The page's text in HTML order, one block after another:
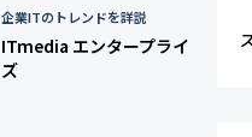
企業ITのトレンドを詳説
ITmedia エンタープライ
ズ